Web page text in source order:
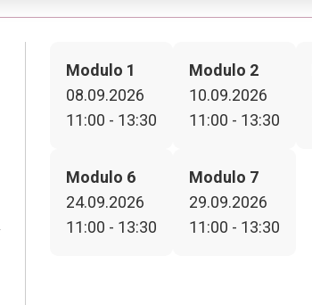
Modulo 1
08.09.2026
11:00 - 13:30
Modulo 2
10.09.2026
11:00 - 13:30
Modulo 6
24.09.2026
11:00 - 13:30
Modulo 7
29.09.2026
11:00 - 13:30